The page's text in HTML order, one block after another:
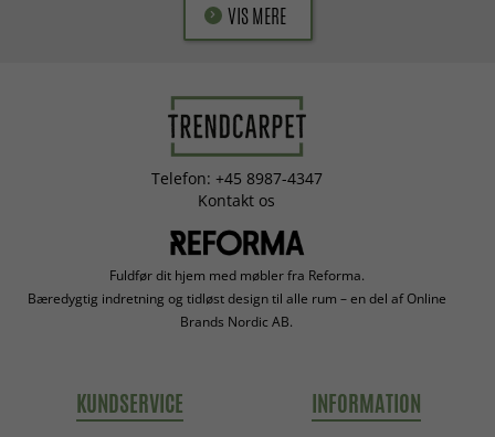
VIS MERE
Telefon: +45 8987-4347
Kontakt os
Fuldfør dit hjem med møbler fra Reforma.
Bæredygtig indretning og tidløst design til alle rum – en del af Online
Brands Nordic AB.
KUNDSERVICE INFORMATION